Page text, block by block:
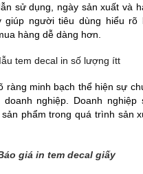
sử dụng, ngày sản xuất và
giúp người tiêu dùng hiểu rõ
hàng dễ dàng hơn.
ràng minh bạch thể hiện sự
nghiệp. Doanh nghiệp
phẩm trong quá trình sản